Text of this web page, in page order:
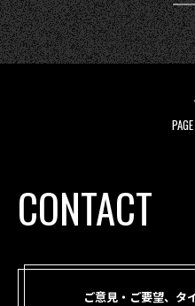
CONTACT
ご意見・ご要望、タ